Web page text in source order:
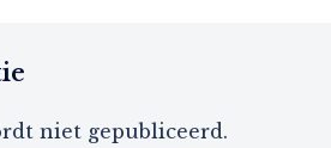
niet gepubliceerd.